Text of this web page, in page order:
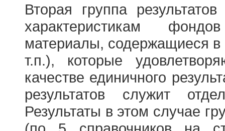
Вторая группа
характеристикам
материалы, содержащиеся в
т.п.), которые
качестве единичного
результатов служит
Результаты в этом случае